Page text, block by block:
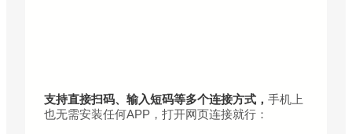
支持直接扫码、输入短码等多个连接方式， 手机上
也无需安装任何APP，打开网页连接就行：